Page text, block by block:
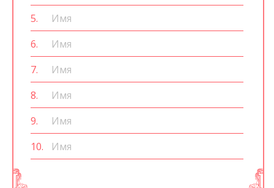
5.
6.
7.
8.
9.
10.